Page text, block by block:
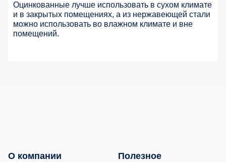
Оцинкованные лучше использовать в сухом климате
и в закрытых помещениях, а из нержавеющей стали
можно использовать во влажном климате и вне
помещений.
О компании Полезное